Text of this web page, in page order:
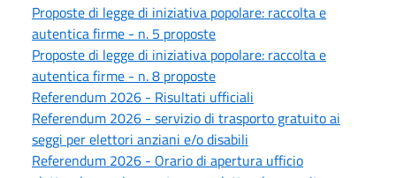
Proposte di legge di iniziativa popolare: raccolta e
autentica firme - n. 5 proposte
Proposte di legge di iniziativa popolare: raccolta e
autentica firme - n. 8 proposte
Referendum 2026 - Risultati ufficiali
Referendum 2026 - servizio di trasporto gratuito ai
seggi per elettori anziani e/o disabili
Referendum 2026 - Orario di apertura ufficio